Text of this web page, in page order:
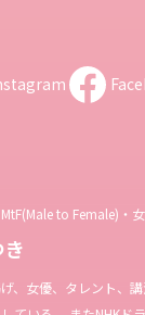
to Female)・
げ、女優、タレント